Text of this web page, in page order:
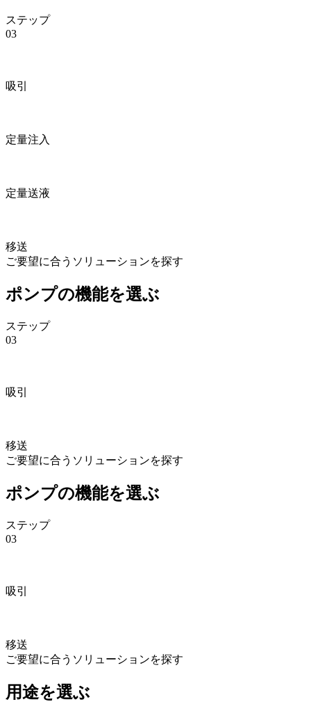
ステップ
03
吸引
定量注入
定量送液
移送
ご要望に合うソリューションを探す
ポンプの機能を選ぶ
ステップ
03
吸引
移送
ご要望に合うソリューションを探す
ポンプの機能を選ぶ
ステップ
03
吸引
移送
ご要望に合うソリューションを探す
用途を選ぶ